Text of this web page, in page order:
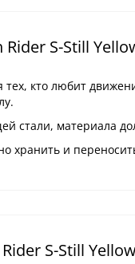
S-Still
кто любит
материала
хранить и
S-Still